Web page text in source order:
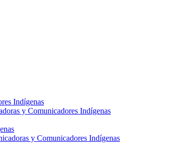
Indígenas
y Comunicadores Indígenas
y Comunicadores Indígenas